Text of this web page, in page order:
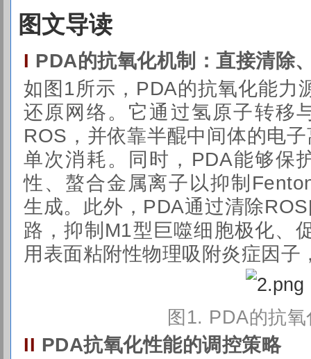
图文导读
I PDA的抗氧化机制：直接清除
如图1所示，PDA的抗氧化能力
还原网络。它通过氢原子转移
ROS，并依靠半醌中间体的电
单次消耗。同时，PDA能够保
性、螯合金属离子以抑制
生成。此外，PDA通过清除
路，抑制M1型巨噬细胞极化、
用表面粘附性物理吸附炎症因子
图1. PDA的抗
II PDA抗氧化性能的调控策略